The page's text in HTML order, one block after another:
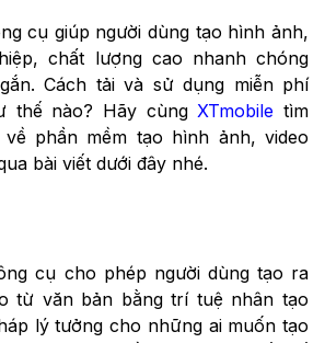
cụ giúp người dùng tạo hình ảnh,
chất lượng cao nhanh chóng
Cách tải và sử dụng miễn phí
thế nào? Hãy cùng XTmobile tìm
về phần mềm tạo hình ảnh, video
bài viết dưới đây nhé.
cụ cho phép người dùng tạo ra
từ văn bản bằng trí tuệ nhân tạo
lý tưởng cho những ai muốn tạo